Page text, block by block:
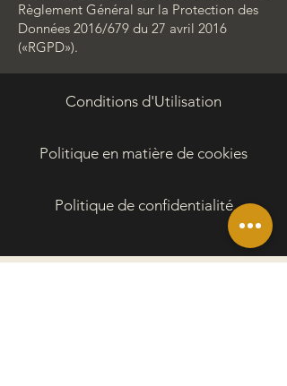
Règlement Général sur la Protection des
Données 2016/679 du 27 avril 2016
(«RGPD»).
Conditions d'Utilisation
Politique en matière de cookies
Politique de confidentialité